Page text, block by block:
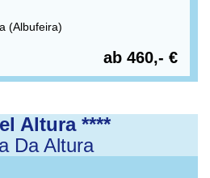
(Albufeira)
ab 460,- €
Altura ****
Da Altura